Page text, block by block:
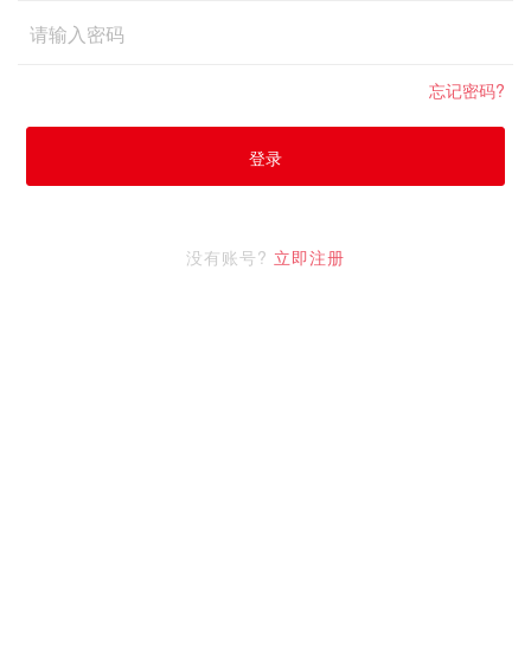
忘记密码?
登录
没有账号? 立即注册